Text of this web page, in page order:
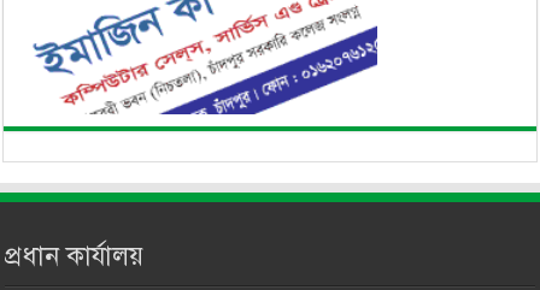
প্রধান কার্যালয়